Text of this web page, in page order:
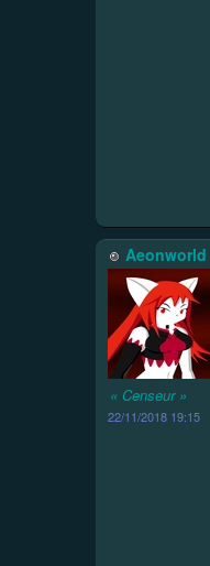
Aeonworld
« Censeur »
22/11/2018 19:15